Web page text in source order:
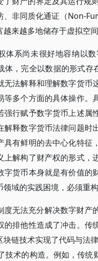
、非同质化通证（Non-
来越多地储存于虚拟空
体系尚未很好地容纳以
体，完全以数据的形式
无法解释和理解数字货币
等多个方面的具体操作
强行赋予数字货币上述
解释数字货币法律问题
具有鲜明的去中心化特
上解构了财产权的形式
字货币本身就是有价值
域的实践困境，必须重
度无法充分解决数字财
的排他性造成了冲击。
链技术实现了代码与法
技术的构造。例如，传